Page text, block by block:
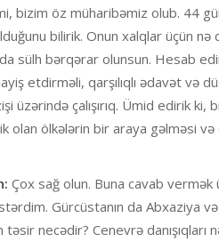
bizim öz müharibəmiz olub. 44
bilirik. Onun xalqlar üçün
sülh bərqərar olunsun. Hesab
etdirməli, qarşılıqlı ədavət və
üzərində çalışırıq. Ümid edirik
olan ölkələrin bir araya gəlməsi
Çox sağ olun. Buna cavab
Gürcüstanın da Abxaziya
təsir necədir? Cenevrə